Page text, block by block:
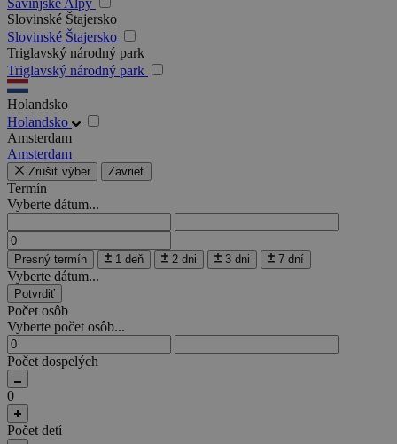
Savinjské Alpy
Slovinské Štajersko
Slovinské Štajersko
Triglavský národný park
Triglavský národný park
Holandsko
Holandsko
Amsterdam
Amsterdam
Zrušiť výber Zavrieť
Termín
Vyberte dátum...
Presný termín 1 deň 2 dni 3 dni 7 dní
Vyberte dátum...
Potvrdiť
Počet osôb
Vyberte počet osôb...
Počet dospelých
0
Počet detí